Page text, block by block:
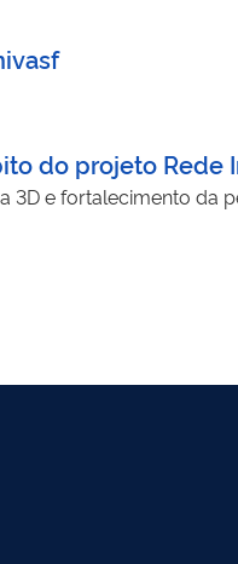
do projeto Rede
3D e fortalecimento da